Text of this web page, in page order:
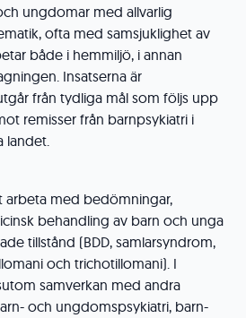
ungdomar med allvarlig
ofta med samsjuklighet av
både i hemmiljö, i annan
Insatserna är
från tydliga mål som följs upp
remisser från barnpsykiatri i
landet.
arbeta med bedömningar,
behandling av barn och unga
tillstånd (BDD, samlarsyndrom,
och trichotillomani). I
samverkan med andra
och ungdomspsykiatri, barn-